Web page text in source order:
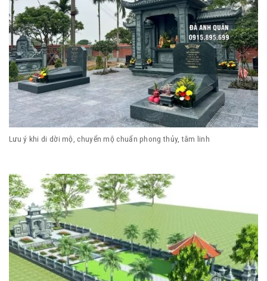
Lưu ý khi di dời mộ, chuyển mộ chuẩn phong thủy, tâm linh